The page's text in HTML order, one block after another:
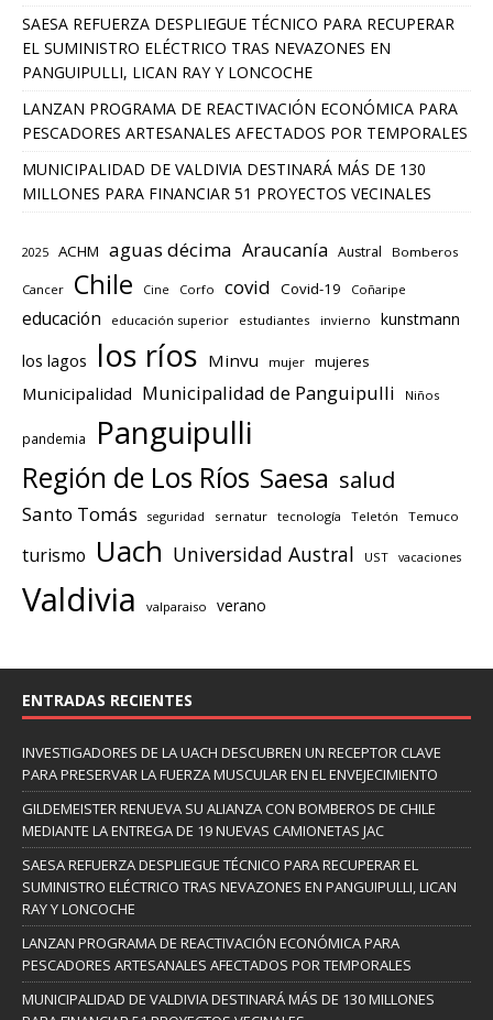
SAESA REFUERZA DESPLIEGUE TÉCNICO PARA RECUPERAR
EL SUMINISTRO ELÉCTRICO TRAS NEVAZONES EN
PANGUIPULLI, LICAN RAY Y LONCOCHE
LANZAN PROGRAMA DE REACTIVACIÓN ECONÓMICA PARA
PESCADORES ARTESANALES AFECTADOS POR TEMPORALES
MUNICIPALIDAD DE VALDIVIA DESTINARÁ MÁS DE 130
MILLONES PARA FINANCIAR 51 PROYECTOS VECINALES
2025 ACHM aguas décima Araucanía Austral Bomberos
Cancer Chile Cine Corfo covid Covid-19 Coñaripe
educación educación superior estudiantes invierno kunstmann
los lagos los ríos Minvu mujer mujeres
Municipalidad Municipalidad de Panguipulli Niños
pandemia Panguipulli
Región de Los Ríos Saesa salud
Santo Tomás seguridad sernatur tecnología Teletón Temuco
turismo Uach Universidad Austral UST vacaciones
Valdivia valparaiso verano
ENTRADAS RECIENTES
INVESTIGADORES DE LA UACH DESCUBREN UN RECEPTOR CLAVE
PARA PRESERVAR LA FUERZA MUSCULAR EN EL ENVEJECIMIENTO
GILDEMEISTER RENUEVA SU ALIANZA CON BOMBEROS DE CHILE
MEDIANTE LA ENTREGA DE 19 NUEVAS CAMIONETAS JAC
SAESA REFUERZA DESPLIEGUE TÉCNICO PARA RECUPERAR EL
SUMINISTRO ELÉCTRICO TRAS NEVAZONES EN PANGUIPULLI, LICAN
RAY Y LONCOCHE
LANZAN PROGRAMA DE REACTIVACIÓN ECONÓMICA PARA
PESCADORES ARTESANALES AFECTADOS POR TEMPORALES
MUNICIPALIDAD DE VALDIVIA DESTINARÁ MÁS DE 130 MILLONES